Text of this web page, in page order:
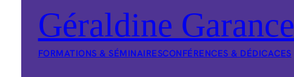
Géraldine Garance
FORMATIONS & SÉMINAIRESCONFÉRENCES & DÉDICACES